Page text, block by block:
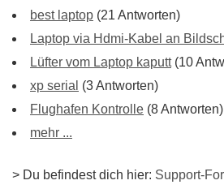
best laptop (21 Antworten)
Laptop via Hdmi-Kabel an
Lüfter vom Laptop kaputt(10
xp serial (3 Antworten)
Flughafen Kontrolle (8 Antworten)
mehr ...
> Du befindest dich hier: Support-